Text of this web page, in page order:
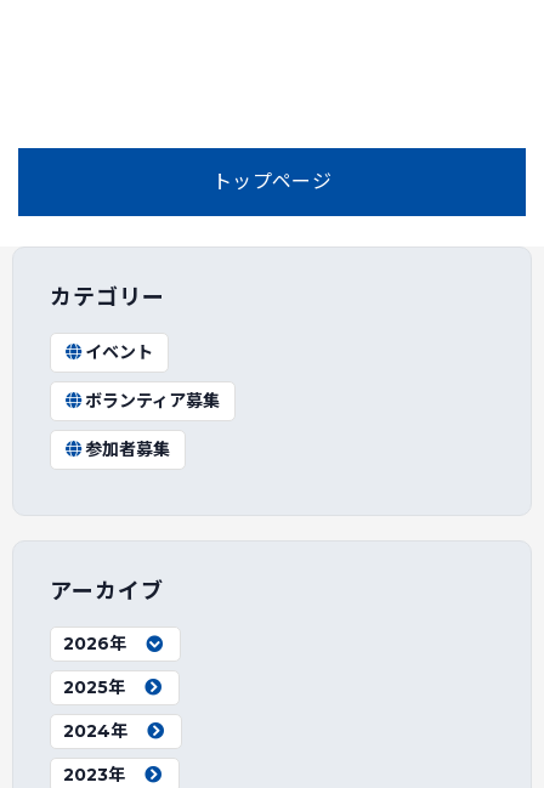
トップページ
カテゴリー
イベント
ボランティア募集
参加者募集
アーカイブ
2026年
2025年
2024年
2023年